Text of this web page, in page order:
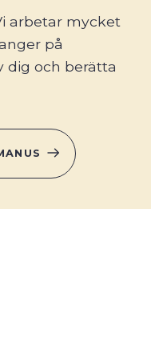
arbetar mycket
på
dig och berätta